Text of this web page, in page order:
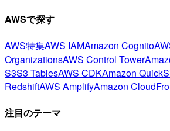
AWSで探す
AWS特集AWS IAMAmazon Cognito
OrganizationsAWS Control Tower
S3S3 TablesAWS CDKAmazon
RedshiftAWS AmplifyAmazon
注目のテーマ